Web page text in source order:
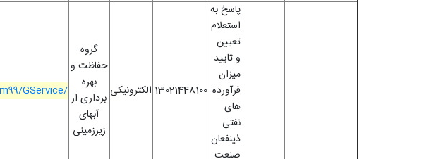
GService/
گروه
حفاظت و
بهره
برداری از
آبهای
زیرزمینی
الکترونیکی 13021448100
پاسخ به
استعلام
تعیین
و تایید
میزان
فرآورده
های
نفتی
ذینفعان
صنعت